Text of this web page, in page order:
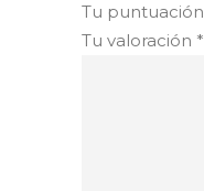
Tu puntuación
Tu valoración *